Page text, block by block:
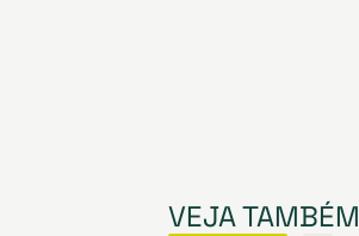
VEJA TAMBÉM